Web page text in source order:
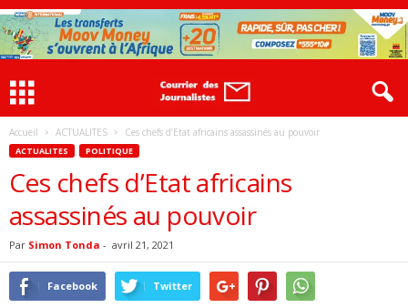
Accueil ACTUALITES Ces chefs d’Etat africains assassinés au pouvoir
ACTUALITES POLITIQUE
Ces chefs d’Etat africains
assassinés au pouvoir
Par Simon Tonda - avril 21, 2021
Facebook Twitter